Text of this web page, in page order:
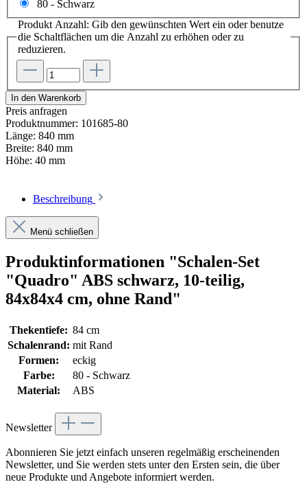
80 - Schwarz
Produkt Anzahl: Gib den gewünschten Wert ein oder benutze
die Schaltflächen um die Anzahl zu erhöhen oder zu
reduzieren.
In den Warenkorb
Preis anfragen
Produktnummer: 101685-80
Länge: 840 mm
Breite: 840 mm
Höhe: 40 mm
Beschreibung
Menü schließen
Produktinformationen "Schalen-Set
"Quadro" ABS schwarz, 10-teilig,
84x84x4 cm, ohne Rand"
Thekentiefe: 84 cm
Schalenrand: mit Rand
Formen:
eckig
Farbe:
80 - Schwarz
Material:
ABS
Newsletter
Abonnieren Sie jetzt einfach unseren regelmäßig erscheinenden
Newsletter, und Sie werden stets unter den Ersten sein, die über
neue Produkte und Angebote informiert werden.